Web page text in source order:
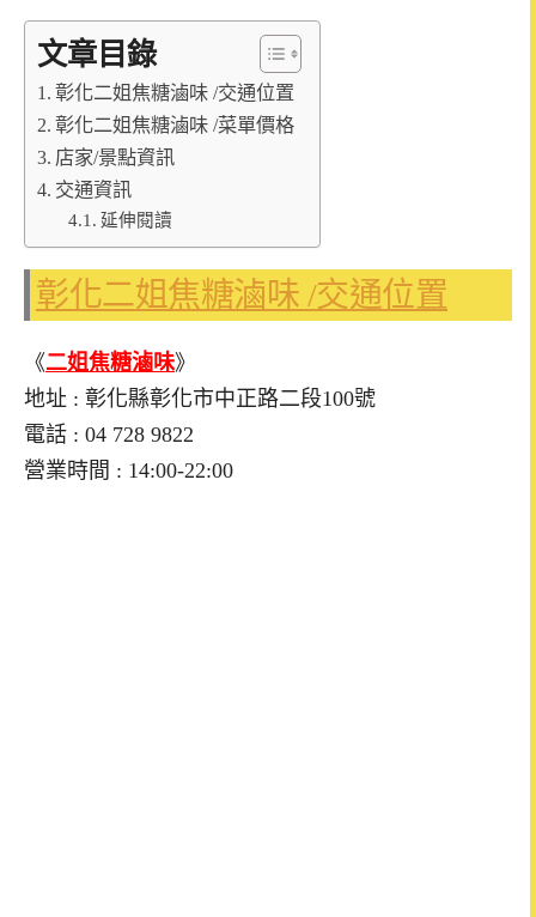
文章目錄
彰化二姐焦糖滷味 /交通位置
彰化二姐焦糖滷味 /菜單價格
店家/景點資訊
交通資訊
延伸閱讀
彰化二姐焦糖滷味 /交通位置
《二姐焦糖滷味》
地址 : 彰化縣彰化市中正路二段100號
電話 : 04 728 9822
營業時間 : 14:00-22:00